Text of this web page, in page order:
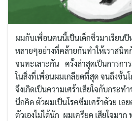
ผมกับเพื่อนคนนี้เป็นเด็กซิ่วมาเรียนปี
หลายๆอย่างที่คล้ายกันทำให้เราสนิ
จนทะเลาะกัน ครั้งล่าสุดเป็นการกา
ในสิ่งที่เพื่อนผมเกลียดที่สุด จนถึงขั้
จึงเกิดเป็นความเศร้าเสียใจกับกระท
นึกคิด ตัวผมเป็นโรคซึมเศร้า​ด้วย เ
ตัวเองไม่ได้นัก ผมเครียด เสียใจมา